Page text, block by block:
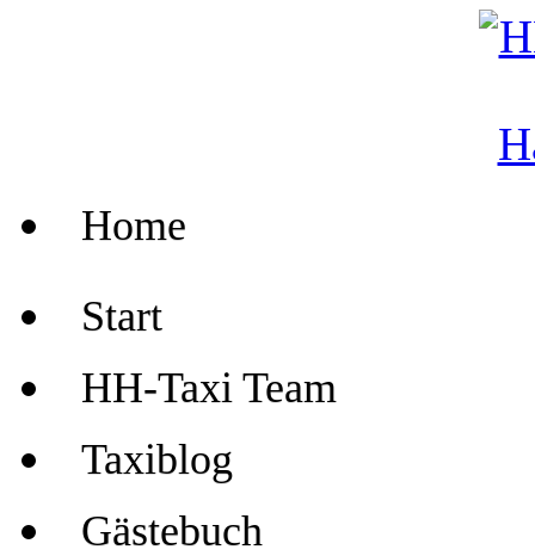
Home
Start
HH-Taxi Team
Taxiblog
Gästebuch